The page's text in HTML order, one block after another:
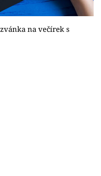
na večírek s